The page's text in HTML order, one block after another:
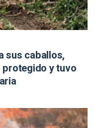
sus caballos,
y tuvo